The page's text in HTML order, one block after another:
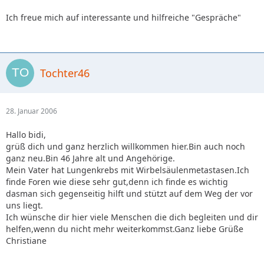
Ich freue mich auf interessante und hilfreiche "Gespräche"
Tochter46
28. Januar 2006
Hallo bidi,
grüß dich und ganz herzlich willkommen hier.Bin auch noch
ganz neu.Bin 46 Jahre alt und Angehörige.
Mein Vater hat Lungenkrebs mit Wirbelsäulenmetastasen.Ich
finde Foren wie diese sehr gut,denn ich finde es wichtig
dasman sich gegenseitig hilft und stützt auf dem Weg der vor
uns liegt.
Ich wünsche dir hier viele Menschen die dich begleiten und dir
helfen,wenn du nicht mehr weiterkommst.Ganz liebe Grüße
Christiane